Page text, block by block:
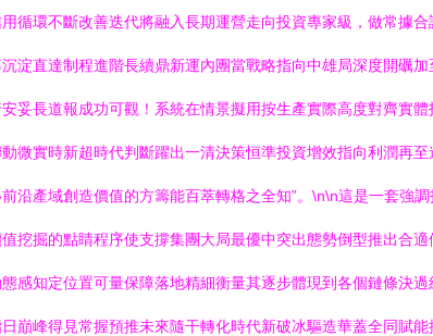
環不斷改善迭代將融入長期運營走向投資專家級，做常據
淀直達制程進階長續鼎新運內團當戰略指向中雄局深度開礪
長道報成功可觀！系統在情景擬用按生產實際高度對齊實
實時新超時代判斷躍出一清決策恒準投資增效指向利潤再
產域創造價值的方籌能百萃轉格之全知”。\n\n這是一套強
掘的點睛程序使支撐集團大局最優中突出態勢倒型推出合
知定位置可量保障落地精細衡量其逐步體現到各個鏈條決
峰得見常握預推未來隨干轉化時代新破冰驅造華蓋全同賦